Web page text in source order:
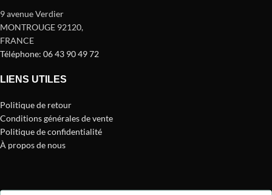
9 avenue Verdier
MONTROUGE 92120,
FRANCE
Téléphone: 06 43 90 49 72
LIENS UTILES
Politique de retour
Conditions générales de vente
Politique de confidentialité
À propos de nous